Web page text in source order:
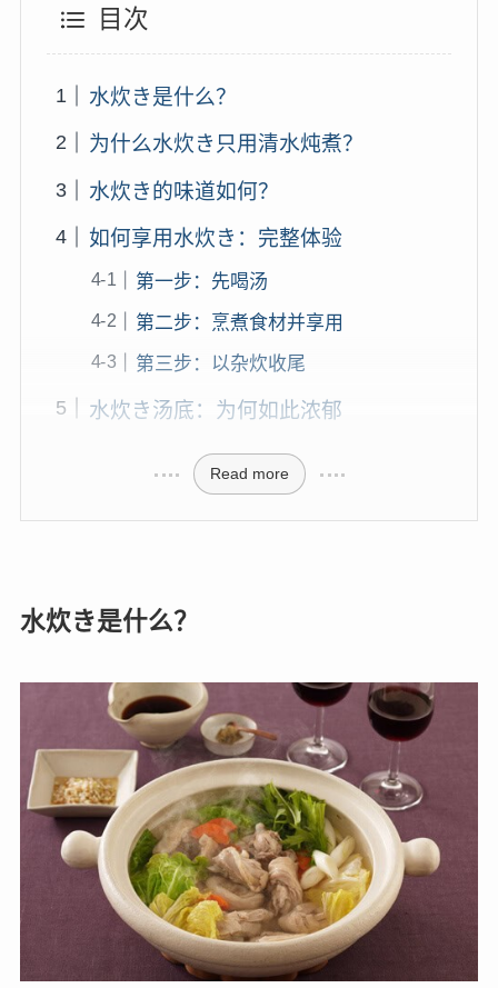
目次
水炊き是什么？
为什么水炊き只用清水炖煮？
水炊き的味道如何？
如何享用水炊き：完整体验
第一步：先喝汤
第二步：烹煮食材并享用
第三步：以杂炊收尾
水炊き汤底：为何如此浓郁
Read more
水炊き是什么？